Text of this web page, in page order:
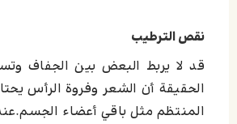
نقص الترطيب
قد لا يربط البعض بين الجفاف
الحقيقة أن الشعر وفروة الرأس
المنتظم مثل باقي أعضاء